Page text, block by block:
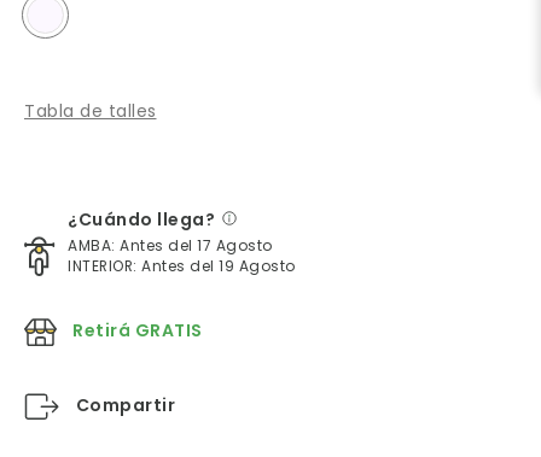
Tabla de talles
¿Cuándo llega?
AMBA: Antes del 17 Agosto
INTERIOR: Antes del 19 Agosto
Retirá GRATIS
Compartir